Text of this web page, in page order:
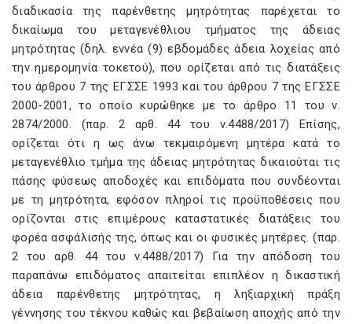
διαδικασία της παρένθετης μητρότητας παρέχεται το
δικαίωμα του μεταγενέθλιου τμήματος της άδειας
μητρότητας (δηλ. εννέα (9) εβδομάδες άδεια λοχείας από
την ημερομηνία τοκετού), που ορίζεται από τις διατάξεις
του άρθρου 7 της ΕΓΣΣΕ 1993 και του άρθρου 7 της ΕΓΣΣΕ
2000-2001, το οποίο κυρώθηκε με το άρθρο 11 του ν.
2874/2000. (παρ. 2 αρθ. 44 του ν.4488/2017) Επίσης,
ορίζεται ότι η ως άνω τεκμαιρόμενη μητέρα κατά το
μεταγενέθλιο τμήμα της άδειας μητρότητας δικαιούται τις
πάσης φύσεως αποδοχές και επιδόματα που συνδέονται
με τη μητρότητα, εφόσον πληροί τις προϋποθέσεις που
ορίζονται στις επιμέρους καταστατικές διατάξεις του
φορέα ασφάλισής της, όπως και οι φυσικές μητέρες. (παρ.
2 του αρθ. 44 του ν.4488/2017) Για την απόδοση του
παραπάνω επιδόματος απαιτείται επιπλέον η δικαστική
άδεια παρένθετης μητρότητας, η ληξιαρχική πράξη
γέννησης του τέκνου καθώς και βεβαίωση αποχής από την